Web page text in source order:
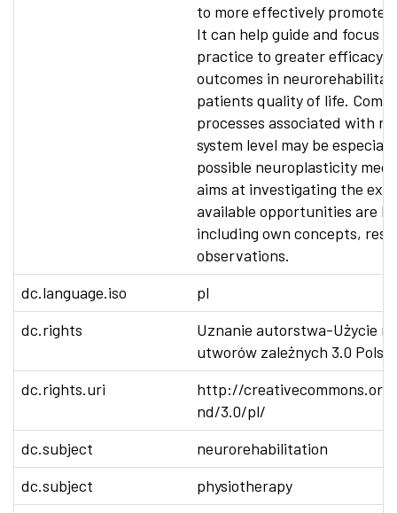
to more effectively promote
It can help guide and focus
practice to greater efficacy
outcomes in
patients quality of life.
processes associated with
system level may be
possible neuroplasticity
aims at investigating the
available opportunities are
including own concepts,
observations.
dc.language.iso
pl
dc.rights
Uznanie autorstwa-Użycie
utworów zależnych 3.0
dc.rights.uri
http://
nd/3.0/pl/
dc.subject
neurorehabilitation
dc.subject
physiotherapy